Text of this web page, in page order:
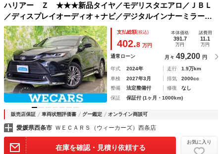
ハリアー Ｚ ★★★新品タイヤ／モデリスタエアロ／ＪＢＬ
／ディスプレイオーディオ＋ナビ／デジタルインナーミラー／
衝突安全装置／パノラミックビューモニター／車線逸脱防止支
援システム／シート ハーフレザー
支払総額(税込)
402.8 万円
本体価格
391.7
万円
諸費用
11.1
万円
通常ローン 月々 49,200 円
年式 2024年 走行
1.9万km
車検
2027年3月 排気
2000cc
整備
法定整備付 修復
なし
保証
保証付 (1ヶ月・1000km)
販売店保証 車両状態評価書 グー鑑定 オンライン商談可
愛媛県西条市 ＷＥＣＡＲＳ（ウィーカーズ）西条店
在庫を確認・見積り依頼する
お気に入り